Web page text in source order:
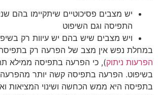
יש מצבים פסיכוטיים שיתקיימו בהם
התפיסה וגם השיפוט
ויש מצבים שיש בהם יש עיוות רק
במחלת נפש אין מצב של הפרעה רק
הפרעות ניתוק), כי הפרעה בתפיסה ממילא
בשיפוט. הפרעה בתפיסה קשה יותר
בתפיסה היא ממש הכחשה ושינוי המציאות